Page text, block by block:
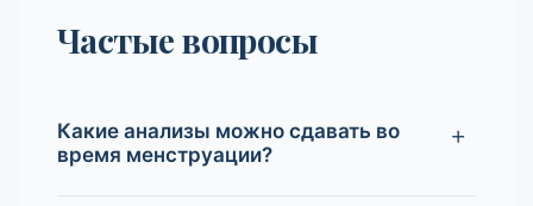
Частые вопросы
Какие анализы можно сдавать во
время менструации?